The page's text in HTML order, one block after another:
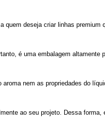
deseja criar linhas premium
é uma embalagem altamente
nem as propriedades do
ao seu projeto. Dessa forma,